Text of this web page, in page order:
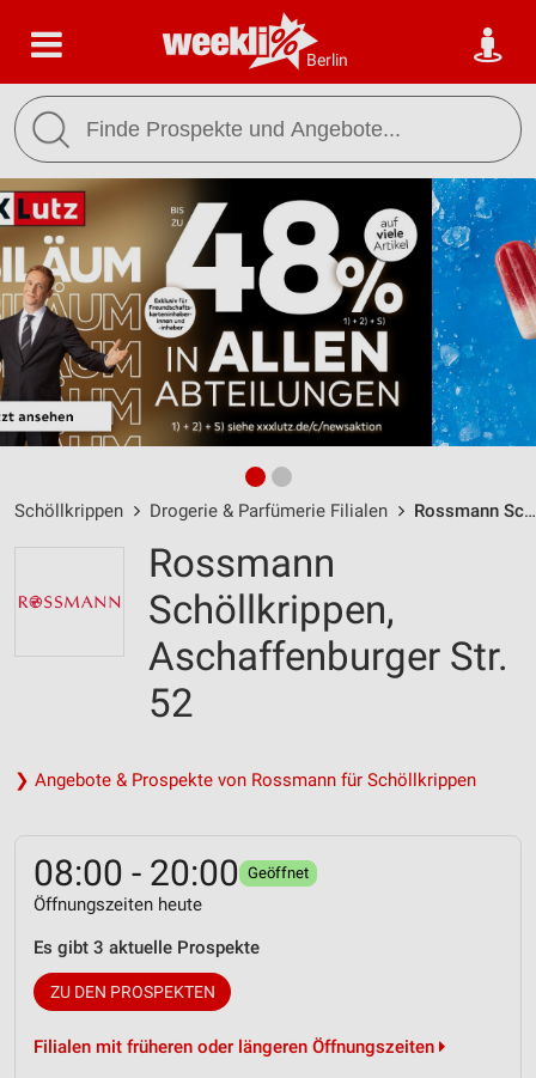
Berlin
Schöllkrippen Drogerie & Parfümerie Filialen Rossmann Schöllkrippen / Aschaffenburger Str. 52 - Öffnungszeiten & Adresse
Rossmann
Schöllkrippen,
Aschaffenburger Str.
52
❯ Angebote & Prospekte von Rossmann für Schöllkrippen
08:00 - 20:00 Geöffnet
Öffnungszeiten heute
Es gibt 3 aktuelle Prospekte
ZU DEN PROSPEKTEN
Filialen mit früheren oder längeren Öffnungszeiten